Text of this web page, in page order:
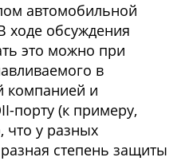
автомобильной
ходе обсуждения
это можно при
в
компанией и
порту (к примеру,
что у разных
степень защиты